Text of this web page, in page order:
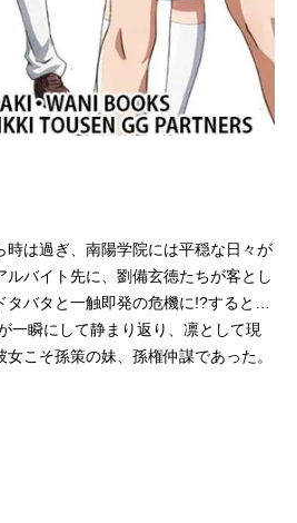
時は過ぎ、南陽学院には平穏な日々が
バイト先に、劉備玄徳たちが客とし
タバタと一触即発の危機に!?すると…
一瞬にして静まり返り、凛として現
こそ孫策の妹、孫権仲謀であった。